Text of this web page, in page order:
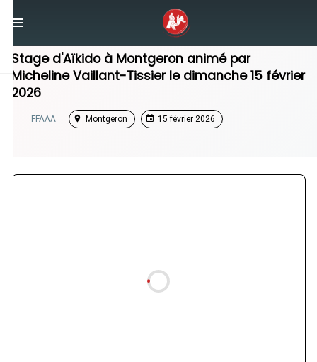
Stage Aikido
Stage d'Aïkido à Montgeron animé par
Micheline Vaillant-Tissierle dimanche 15 février
2026
FFAAA Montgeron 15 février 2026